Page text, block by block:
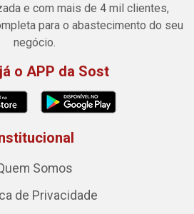
e com mais de 4 mil clientes,
para o abastecimento do seu
negócio.
o APP da Sost
Somos
de Privacidade